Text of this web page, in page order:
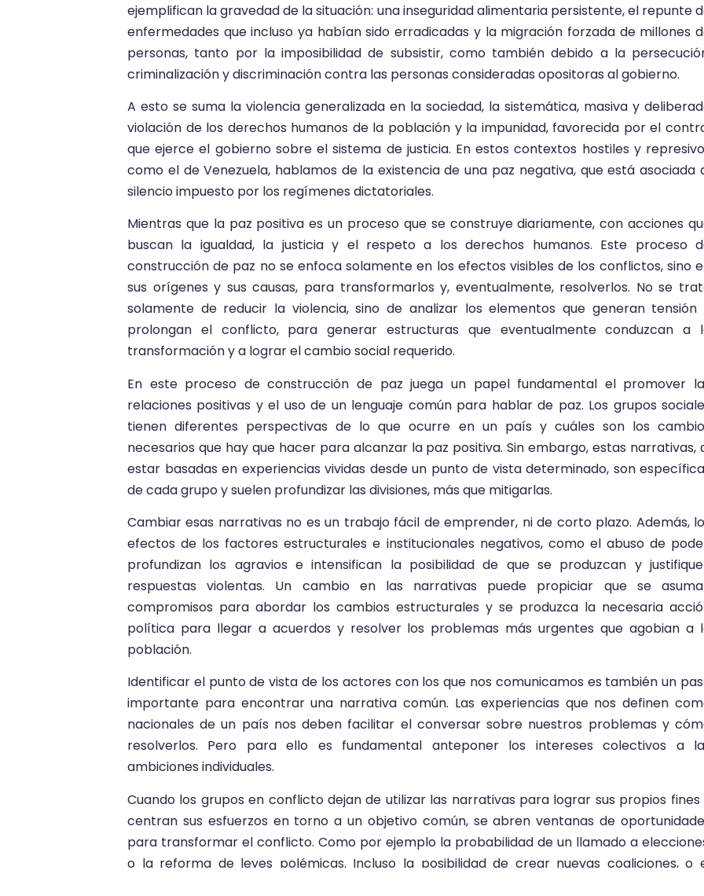
ejemplifican la gravedad de la situación: una inseguridad alimentaria persistente, el repunte
enfermedades que incluso ya habían sido erradicadas y la migración forzada de millones
personas, tanto por la imposibilidad de subsistir, como también debido a la
criminalización y discriminación contra las personas consideradas opositoras al gobierno.
A esto se suma la violencia generalizada en la sociedad, la sistemática, masiva y
violación de los derechos humanos de la población y la impunidad, favorecida por el
que ejerce el gobierno sobre el sistema de justicia. En estos contextos hostiles y
como el de Venezuela, hablamos de la existencia de una paz negativa, que está asociada
silencio impuesto por los regímenes dictatoriales.
Mientras que la paz positiva es un proceso que se construye diariamente, con acciones
buscan la igualdad, la justicia y el respeto a los derechos humanos. Este proceso
construcción de paz no se enfoca solamente en los efectos visibles de los conflictos, sino
sus orígenes y sus causas, para transformarlos y, eventualmente, resolverlos. No se
solamente de reducir la violencia, sino de analizar los elementos que generan tensión
prolongan el conflicto, para generar estructuras que eventualmente conduzcan a
transformación y a lograr el cambio social requerido.
En este proceso de construcción de paz juega un papel fundamental el promover
relaciones positivas y el uso de un lenguaje común para hablar de paz. Los grupos
tienen diferentes perspectivas de lo que ocurre en un país y cuáles son los
necesarios que hay que hacer para alcanzar la paz positiva. Sin embargo, estas narrativas,
estar basadas en experiencias vividas desde un punto de vista determinado, son
de cada grupo y suelen profundizar las divisiones, más que mitigarlas.
Cambiar esas narrativas no es un trabajo fácil de emprender, ni de corto plazo. Además,
efectos de los factores estructurales e institucionales negativos, como el abuso de
profundizan los agravios e intensifican la posibilidad de que se produzcan y
respuestas violentas. Un cambio en las narrativas puede propiciar que se
compromisos para abordar los cambios estructurales y se produzca la necesaria
política para llegar a acuerdos y resolver los problemas más urgentes que agobian a
población.
Identificar el punto de vista de los actores con los que nos comunicamos es también un
importante para encontrar una narrativa común. Las experiencias que nos definen
nacionales de un país nos deben facilitar el conversar sobre nuestros problemas y
resolverlos. Pero para ello es fundamental anteponer los intereses colectivos a
ambiciones individuales.
Cuando los grupos en conflicto dejan de utilizar las narrativas para lograr sus propios fines
centran sus esfuerzos en torno a un objetivo común, se abren ventanas de
para transformar el conflicto. Como por ejemplo la probabilidad de un llamado a
o la reforma de leyes polémicas. Incluso la posibilidad de crear nuevas coaliciones, o